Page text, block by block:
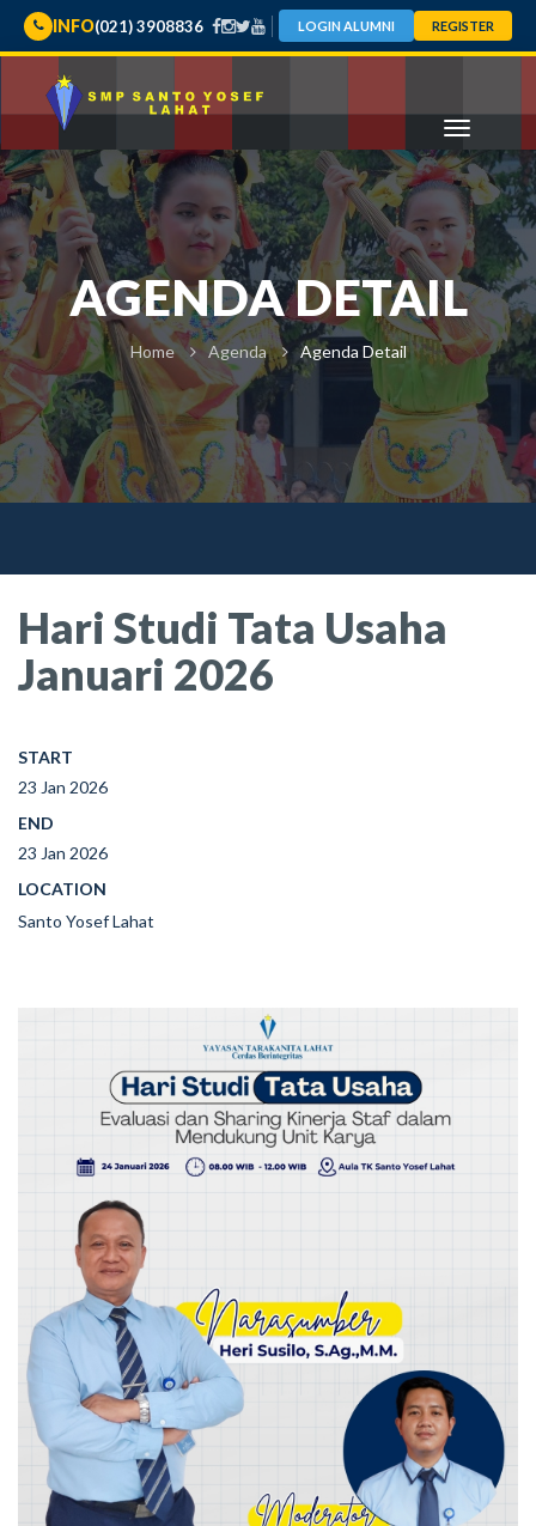
INFO(021) 3908836 LOGIN ALUMNI REGISTER
AGENDA DETAIL
Home Agenda Agenda Detail
Hari Studi Tata Usaha
Januari 2026
START
23 Jan 2026
END
23 Jan 2026
LOCATION
Santo Yosef Lahat